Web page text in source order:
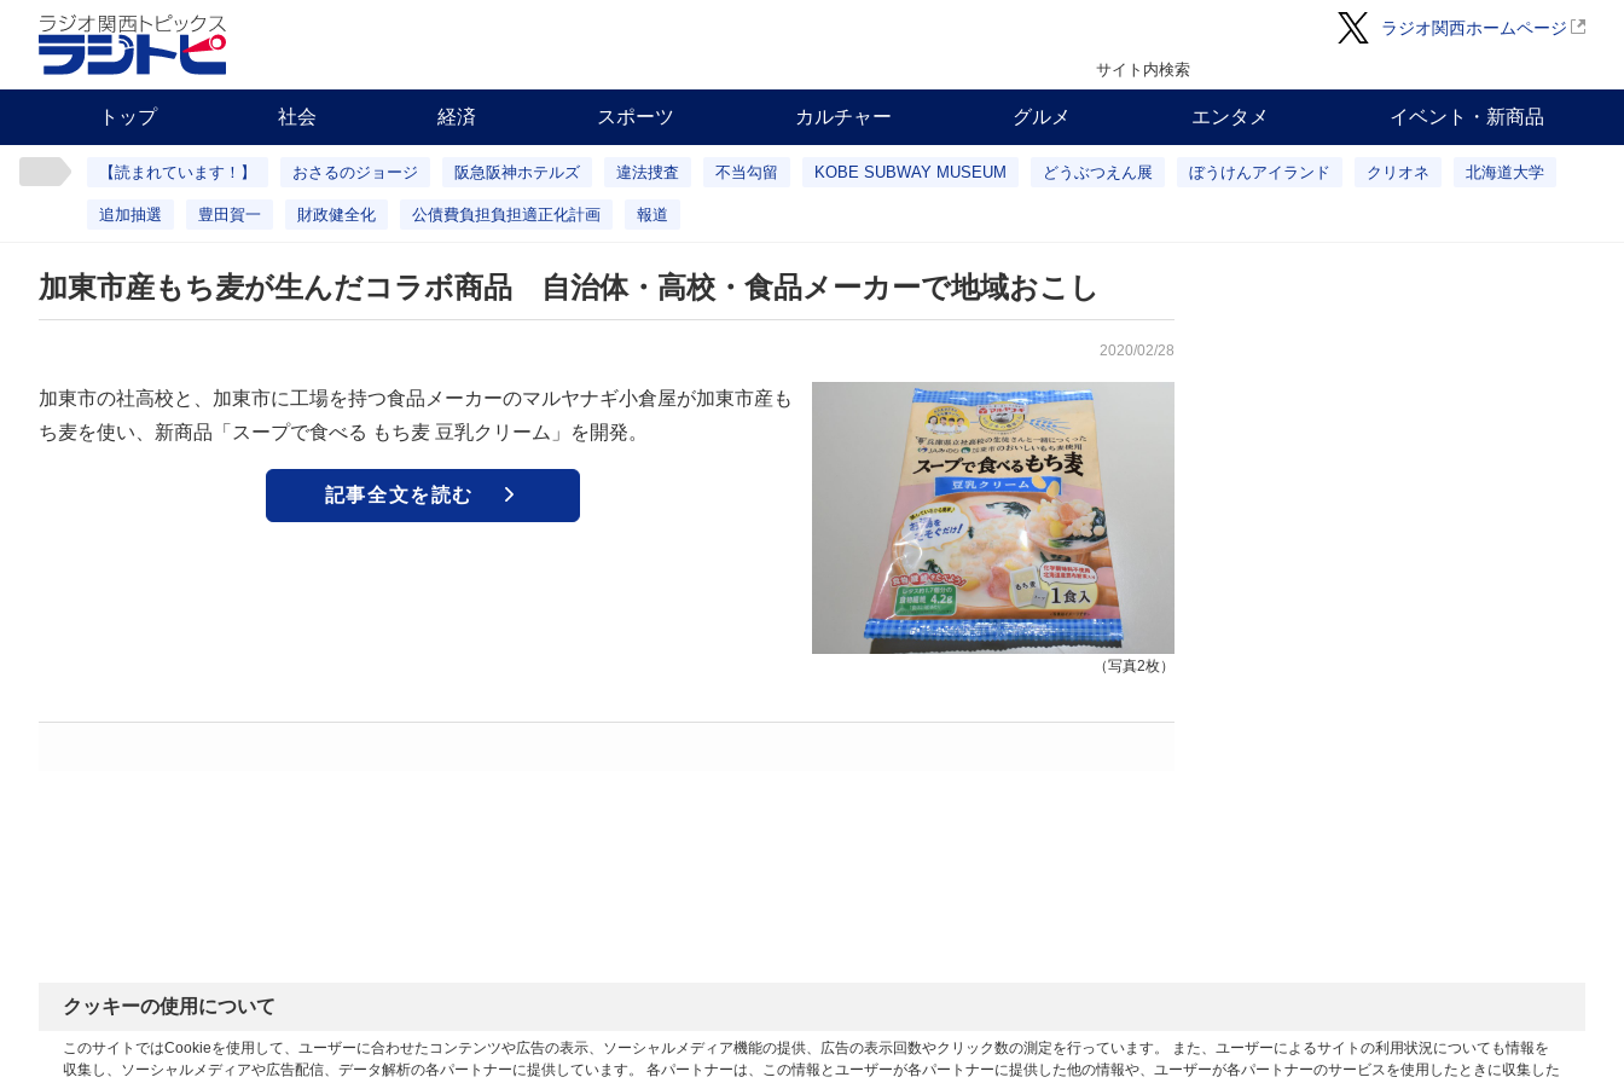
ラジオ関西ホームページ
サイト内検索
トップ 社会 経済 スポーツ カルチャー グルメ エンタメ イベント・新商品
【読まれています！】 おさるのジョージ 阪急阪神ホテルズ 違法捜査 不当勾留 KOBE SUBWAY MUSEUM どうぶつえん展 ぼうけんアイランド クリオネ 北海道大学
追加抽選 豊田賀一 財政健全化 公債費負担負担適正化計画 報道
加東市産もち麦が生んだコラボ商品 自治体・高校・食品メーカーで地域おこし
2020/02/28
（写真2枚）
加東市の社高校と、加東市に工場を持つ食品メーカーのマルヤナギ小倉屋が加東市産も
ち麦を使い、新商品「スープで食べる もち麦 豆乳クリーム」を開発。
記事全文を読む
クッキーの使用について
このサイトではCookieを使用して、ユーザーに合わせたコンテンツや広告の表示、ソーシャルメディア機能の提供、広告の表示回数やクリック数の測定を行っています。 また、ユーザーによるサイトの利用状況についても情報を
収集し、ソーシャルメディアや広告配信、データ解析の各パートナーに提供しています。 各パートナーは、この情報とユーザーが各パートナーに提供した他の情報や、ユーザーが各パートナーのサービスを使用したときに収集した